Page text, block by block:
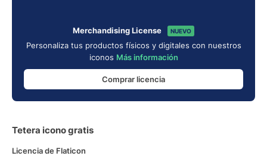
Merchandising License NUEVO
Personaliza tus productos físicos y digitales con nuestros
iconos Más información
Comprar licencia
Tetera icono gratis
Licencia de Flaticon